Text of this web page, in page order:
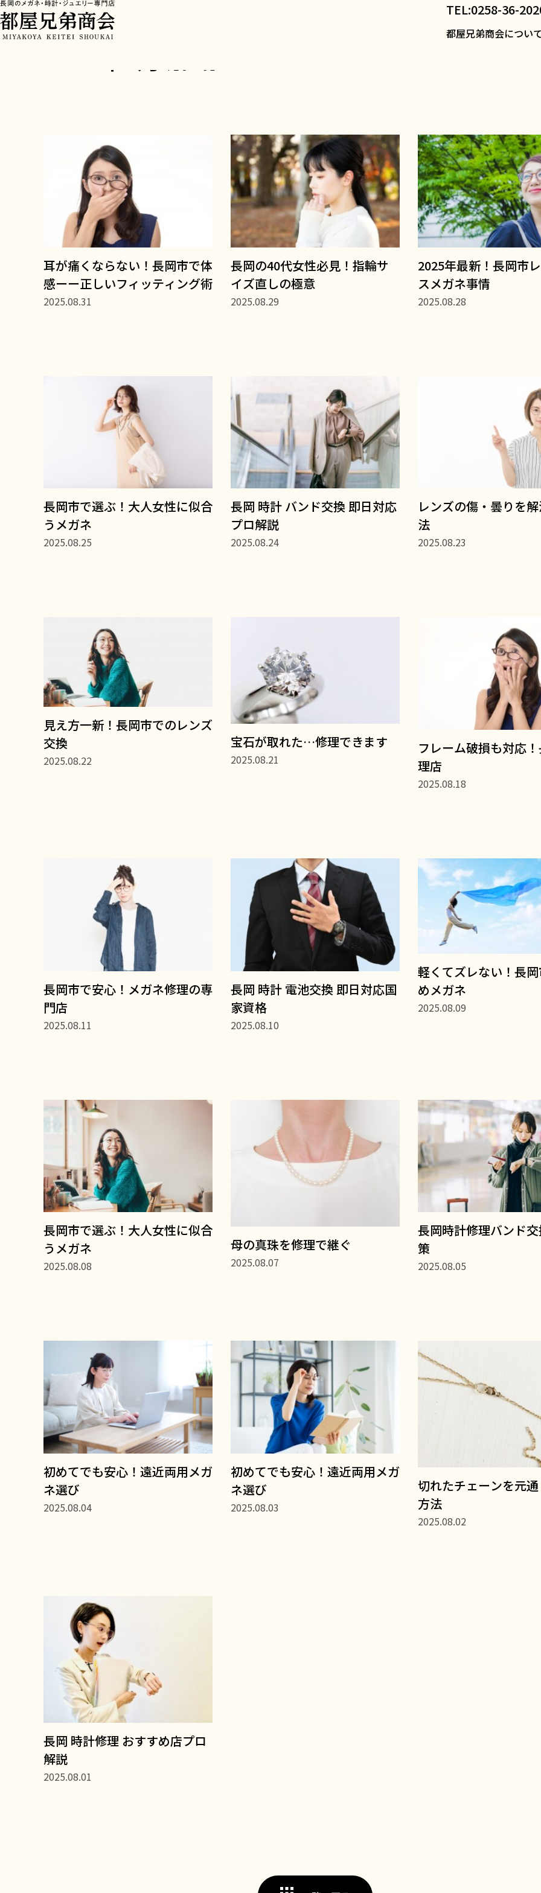
TEL:0258-36-
都屋兄弟商会につい
HOME>2025年>8月
耳が痛くならない！長岡市で体
感ーー正しいフィッティング術
2025.08.31
長岡の40代女性必見！指輪サ
イズ直しの極意
2025.08.29
2025年最新！長岡市
スメガネ事情
2025.08.28
長岡市で選ぶ！大人女性に似合
うメガネ
2025.08.25
長岡 時計 バンド交換 即日対応
プロ解説
2025.08.24
レンズの傷・曇りを
法
2025.08.23
見え方一新！長岡市でのレンズ
交換
2025.08.22
宝石が取れた…修理できます
2025.08.21
フレーム破損も対応
理店
2025.08.18
長岡市で安心！メガネ修理の専
門店
2025.08.11
長岡 時計 電池交換 即日対応国
家資格
2025.08.10
軽くてズレない！長
めメガネ
2025.08.09
長岡市で選ぶ！大人女性に似合
うメガネ
2025.08.08
母の真珠を修理で継ぐ
2025.08.07
長岡時計修理バンド
策
2025.08.05
初めてでも安心！遠近両用メガ
ネ選び
2025.08.04
初めてでも安心！遠近両用メガ
ネ選び
2025.08.03
切れたチェーンを元
方法
2025.08.02
長岡 時計修理 おすすめ店プロ
解説
2025.08.01